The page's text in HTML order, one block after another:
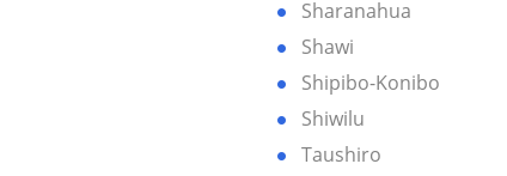
Sharanahua
Shawi
Shipibo-Konibo
Shiwilu
Taushiro